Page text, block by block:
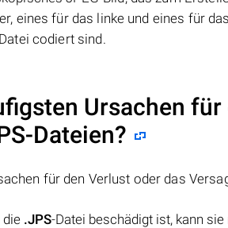
eines für das linke und eines für
codiert sind.
Ursachen
-Dateien?
für den Verlust oder das
.JPS-Datei beschädigt ist, kann